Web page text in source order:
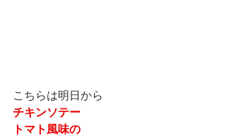
こちらは明日から
チキンソテー
トマト風味の